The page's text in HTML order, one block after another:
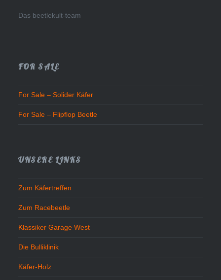
Das beetlekult-team
FOR SALE
For Sale – Solider Käfer
For Sale – Flipflop Beetle
UNSERE LINKS
Zum Käfertreffen
Zum Racebeetle
Klassiker Garage West
Die Bulliklinik
Käfer-Holz